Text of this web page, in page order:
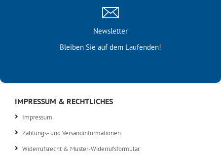
Newsletter
Bleiben Sie auf dem Laufenden!
IMPRESSUM & RECHTLICHES
Impressum
Zahlungs- und Versandinformationen
Widerrufsrecht & Muster-Widerrufsformular